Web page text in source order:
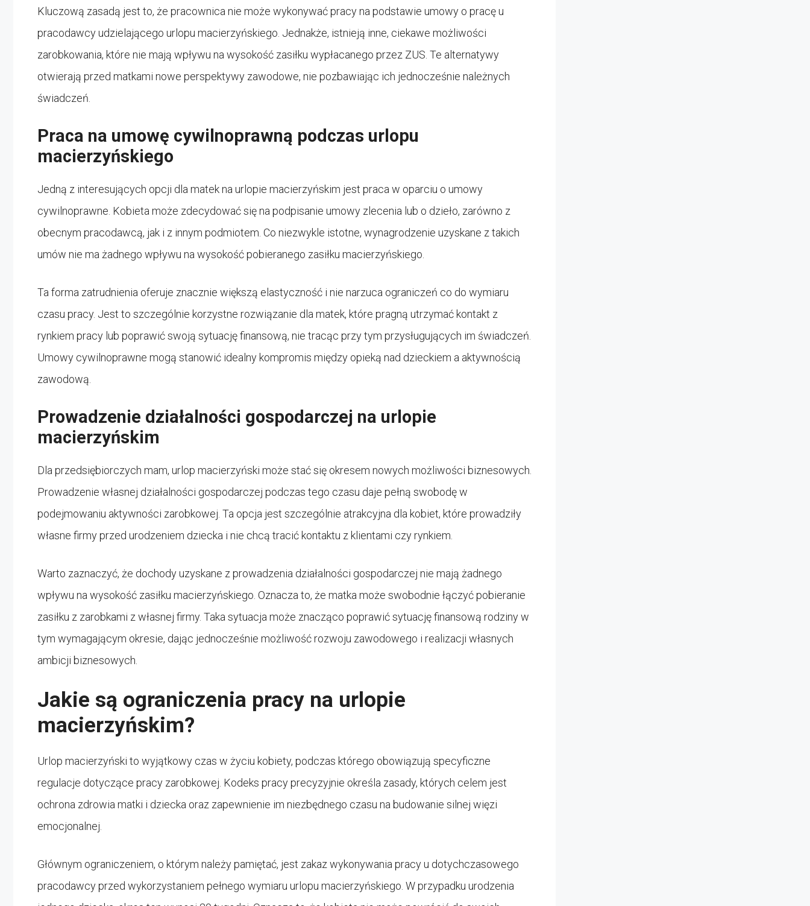
Kluczową zasadą jest to, że pracownica nie może wykonywać pracy na podstawie umowy o pracę u
pracodawcy udzielającego urlopu macierzyńskiego. Jednakże, istnieją inne, ciekawe możliwości
zarobkowania, które nie mają wpływu na wysokość zasiłku wypłacanego przez ZUS. Te alternatywy
otwierają przed matkami nowe perspektywy zawodowe, nie pozbawiając ich jednocześnie należnych
świadczeń.
Praca na umowę cywilnoprawną podczas urlopu
macierzyńskiego
Jedną z interesujących opcji dla matek na urlopie macierzyńskim jest praca w oparciu o umowy
cywilnoprawne. Kobieta może zdecydować się na podpisanie umowy zlecenia lub o dzieło, zarówno z
obecnym pracodawcą, jak i z innym podmiotem. Co niezwykle istotne, wynagrodzenie uzyskane z takich
umów nie ma żadnego wpływu na wysokość pobieranego zasiłku macierzyńskiego.
Ta forma zatrudnienia oferuje znacznie większą elastyczność i nie narzuca ograniczeń co do wymiaru
czasu pracy. Jest to szczególnie korzystne rozwiązanie dla matek, które pragną utrzymać kontakt z
rynkiem pracy lub poprawić swoją sytuację finansową, nie tracąc przy tym przysługujących im świadczeń.
Umowy cywilnoprawne mogą stanowić idealny kompromis między opieką nad dzieckiem a aktywnością
zawodową.
Prowadzenie działalności gospodarczej na urlopie
macierzyńskim
Dla przedsiębiorczych mam, urlop macierzyński może stać się okresem nowych możliwości biznesowych.
Prowadzenie własnej działalności gospodarczej podczas tego czasu daje pełną swobodę w
podejmowaniu aktywności zarobkowej. Ta opcja jest szczególnie atrakcyjna dla kobiet, które prowadziły
własne firmy przed urodzeniem dziecka i nie chcą tracić kontaktu z klientami czy rynkiem.
Warto zaznaczyć, że dochody uzyskane z prowadzenia działalności gospodarczej nie mają żadnego
wpływu na wysokość zasiłku macierzyńskiego. Oznacza to, że matka może swobodnie łączyć pobieranie
zasiłku z zarobkami z własnej firmy. Taka sytuacja może znacząco poprawić sytuację finansową rodziny w
tym wymagającym okresie, dając jednocześnie możliwość rozwoju zawodowego i realizacji własnych
ambicji biznesowych.
Jakie są ograniczenia pracy na urlopie
macierzyńskim?
Urlop macierzyński to wyjątkowy czas w życiu kobiety, podczas którego obowiązują specyficzne
regulacje dotyczące pracy zarobkowej. Kodeks pracy precyzyjnie określa zasady, których celem jest
ochrona zdrowia matki i dziecka oraz zapewnienie im niezbędnego czasu na budowanie silnej więzi
emocjonalnej.
Głównym ograniczeniem, o którym należy pamiętać, jest zakaz wykonywania pracy u dotychczasowego
pracodawcy przed wykorzystaniem pełnego wymiaru urlopu macierzyńskiego. W przypadku urodzenia